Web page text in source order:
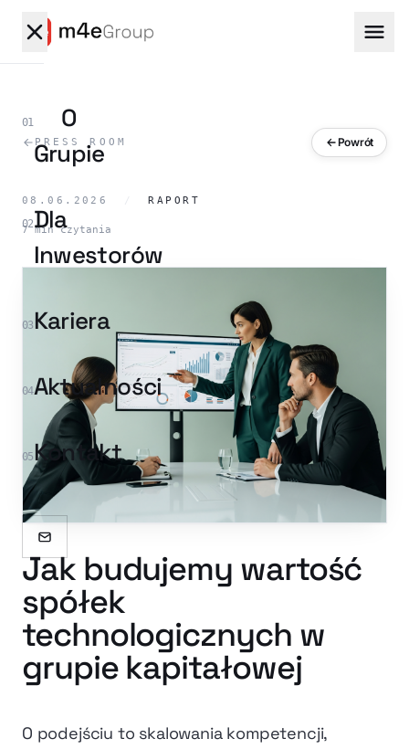
01
O
Grupie
NASZE
MARKI
Software
Tech
Network
Agency
Zobacz
wszystkie
marki
Zespół
Social
Media
02Dla
Inwestorów
03Kariera
Kariera
(Główna)
Program
Stażowy
Praktyki
Uczniowskie
04Aktualności
05Kontakt
Bezpłatna konsultacja
PRESS ROOM Powrót
08.06.2026 RAPORT
7 min czytania
Jak budujemy wartość
spółek
technologicznych w
grupie kapitałowej
O podejściu to skalowania kompetencji,